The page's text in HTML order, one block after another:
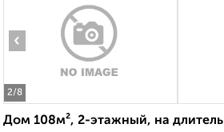
2/8
‹
Дом 108м², 2-этажный, на